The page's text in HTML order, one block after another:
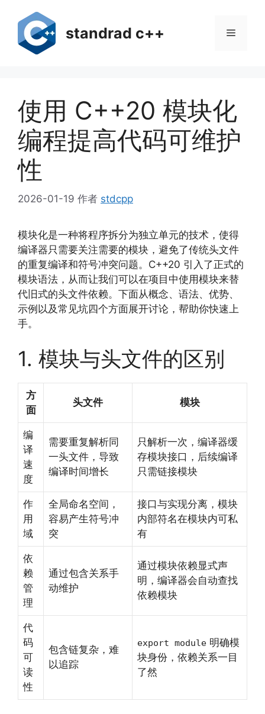
standrad c++ 菜
使用 C++20 模块化
编程提高代码可维护
性
2026-01-19 作者 stdcpp
模块化是一种将程序拆分为独立单元的技术，使得
编译器只需要关注需要的模块，避免了传统头文件
的重复编译和符号冲突问题。C++20 引入了正式的
模块语法，从而让我们可以在项目中使用模块来替
代旧式的头文件依赖。下面从概念、语法、优势、
示例以及常见坑四个方面展开讨论，帮助你快速上
手。
1. 模块与头文件的区别
方
面
头文件 模块
编
译
速
度
需要重复解析同
一头文件，导致
编译时间增长
只解析一次，编译器缓
存模块接口，后续编译
只需链接模块
作
用
域
全局命名空间，
容易产生符号冲
突
接口与实现分离，模块
内部符名在模块内可私
有
依
赖
管
理
通过包含关系手
动维护
通过模块依赖显式声
明，编译器会自动查找
依赖模块
代
码
可
读
性
包含链复杂，难
以追踪
export module 明确模
块身份，依赖关系一目
了然